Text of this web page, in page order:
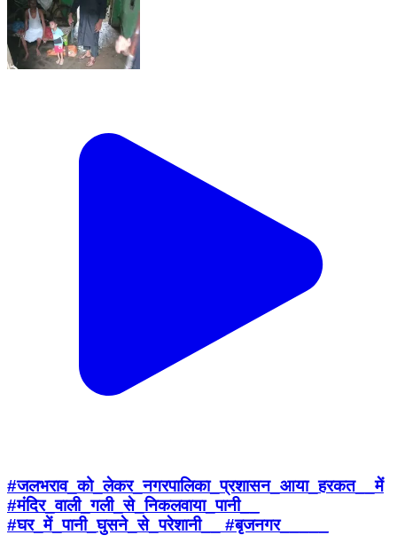
#जलभराव_को_लेकर_नगरपालिका_प्रशासन_आया_हरकत__में
#मंदिर_वाली_गली_से_निकलवाया_पानी__
#घर_में_पानी_घुसने_से_परेशानी__ #बृजनगर_____